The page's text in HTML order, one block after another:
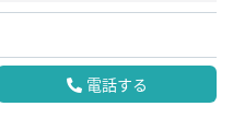
電話する